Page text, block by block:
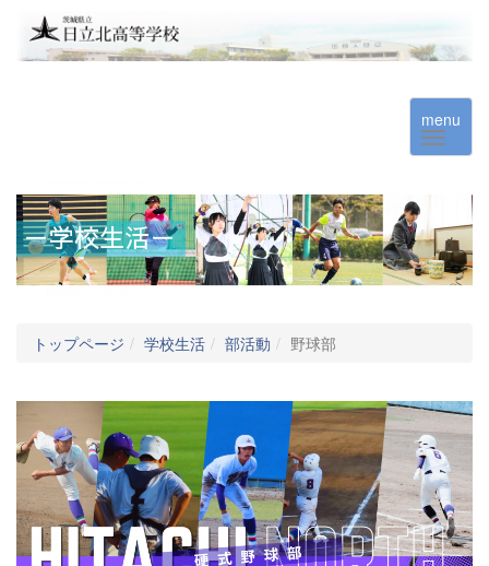
menu
トップページ 学校生活 部活動 野球部